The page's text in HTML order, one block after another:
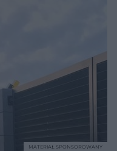
MATERIAŁ SPONSOROWANY